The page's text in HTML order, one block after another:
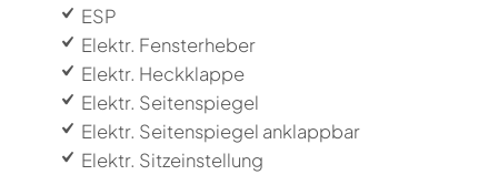
ESP
Elektr. Fensterheber
Elektr. Heckklappe
Elektr. Seitenspiegel
Elektr. Seitenspiegel anklappbar
Elektr. Sitzeinstellung